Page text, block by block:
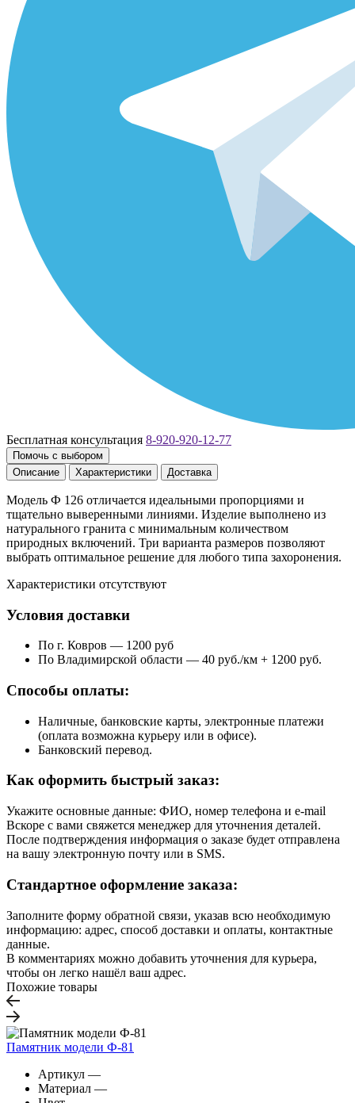
Бесплатная консультация 8-920-920-12-77
Помочь с выбором
Описание
Характеристики Доставка
Модель Ф 126 отличается идеальными пропорциями и
тщательно выверенными линиями. Изделие выполнено из
натурального гранита с минимальным количеством
природных включений. Три варианта размеров позволяют
выбрать оптимальное решение для любого типа захоронения.
Характеристики отсутствуют
Условия доставки
По г. Ковров — 1200 руб
По Владимирской области — 40 руб./км + 1200 руб.
Способы оплаты:
Наличные, банковские карты, электронные платежи
(оплата возможна курьеру или в офисе).
Банковский перевод.
Как оформить быстрый заказ:
Укажите основные данные: ФИО, номер телефона и e-mail
Вскоре с вами свяжется менеджер для уточнения деталей.
После подтверждения информация о заказе будет отправлена
на вашу электронную почту или в SMS.
Стандартное оформление заказа:
Заполните форму обратной связи, указав всю необходимую
информацию: адрес, способ доставки и оплаты, контактные
данные.
В комментариях можно добавить уточнения для курьера,
чтобы он легко нашёл ваш адрес.
Похожие товары
Памятник модели Ф-81
Артикул —
Материал —